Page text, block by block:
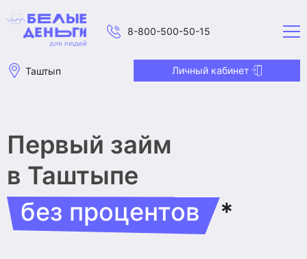
8-800-500-50-15
Таштып Личный кабинет
Первый займ
в Таштыпе
без процентов
*